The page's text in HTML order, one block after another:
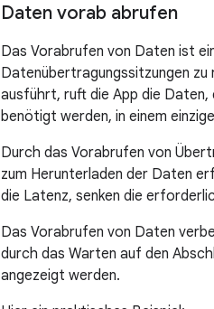
Daten vorab abrufen
Das Vorabrufen von Daten ist
Datenübertragungssitzungen zu
ausführt, ruft die App die
benötigt werden, in einem
Durch das Vorabrufen von
zum Herunterladen der Daten
die Latenz, senken die
Das Vorabrufen von Daten
durch das Warten auf den
angezeigt werden.